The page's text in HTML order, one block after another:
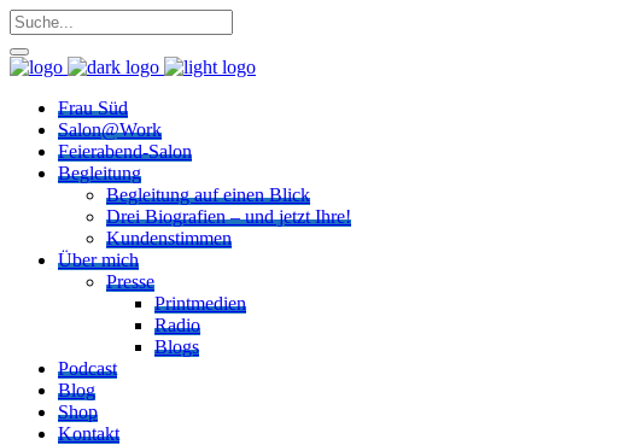
Frau Süd
Salon@Work
Feierabend-Salon
Begleitung
Begleitung auf einen Blick
Drei Biografien – und jetzt Ihre!
Kundenstimmen
Über mich
Presse
Printmedien
Radio
Blogs
Podcast
Blog
Shop
Kontakt